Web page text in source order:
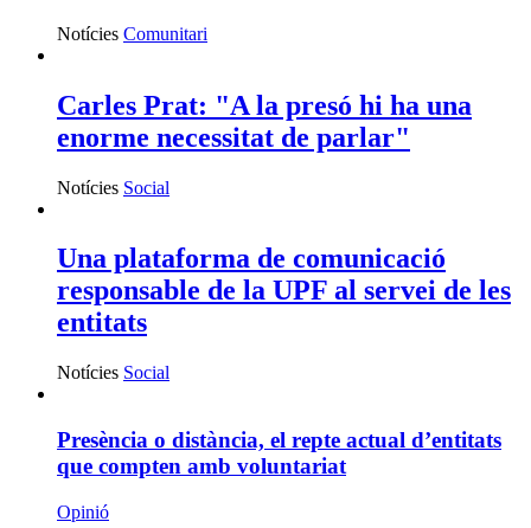
Notícies Comunitari
Carles Prat: "A la presó hi ha una
enorme necessitat de parlar"
Notícies Social
Una plataforma de comunicació
responsable de la UPF al servei de les
entitats
Notícies Social
Presència o distància, el repte actual d’entitats
que compten amb voluntariat
Opinió